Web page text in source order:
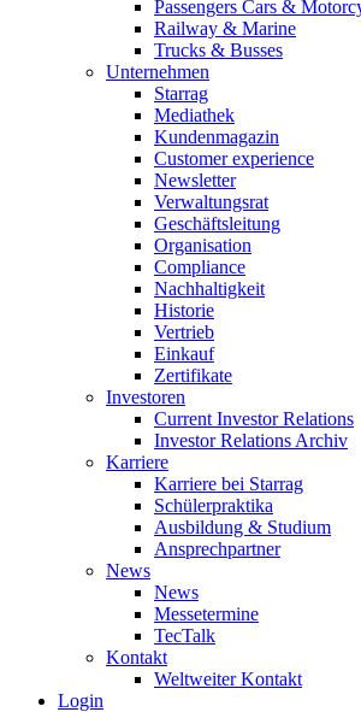
Passengers Cars &
Railway & Marine
Trucks & Busses
Unternehmen
Starrag
Mediathek
Kundenmagazin
Customer experience
Newsletter
Verwaltungsrat
Geschäftsleitung
Organisation
Compliance
Nachhaltigkeit
Historie
Vertrieb
Einkauf
Zertifikate
Investoren
Current Investor Relations
Investor Relations Archiv
Karriere
Karriere bei Starrag
Schülerpraktika
Ausbildung & Studium
Ansprechpartner
News
News
Messetermine
TecTalk
Kontakt
Weltweiter Kontakt
Login